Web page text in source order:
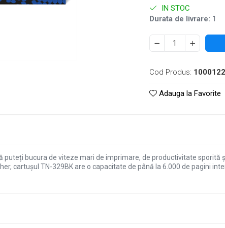
IN STOC
Durata de livrare: 1
Cod Produs:
Adauga la Favorite
puteți bucura de viteze mari de imprimare, de productivitate
cartușul TN-329BK are o capacitate de până la 6.000 de pagini